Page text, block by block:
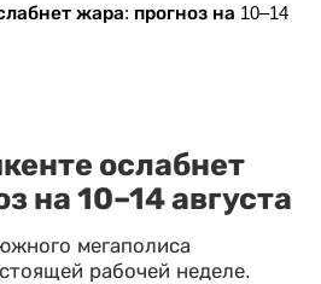
жара: прогноз на 10–14
ослабнет
на 10–14 августа
мегаполиса
рабочей неделе.